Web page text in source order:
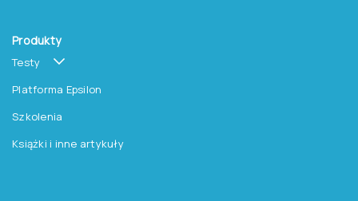
Produkty
Testy
Platforma Epsilon
Szkolenia
Książki i inne artykuły